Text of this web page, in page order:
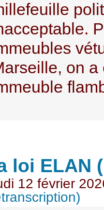
on a
loi ELAN
12 février